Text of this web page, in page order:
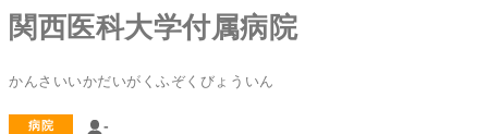
関西医科大学付属病院
かんさいいかだいがくふぞくびょういん
病院 -